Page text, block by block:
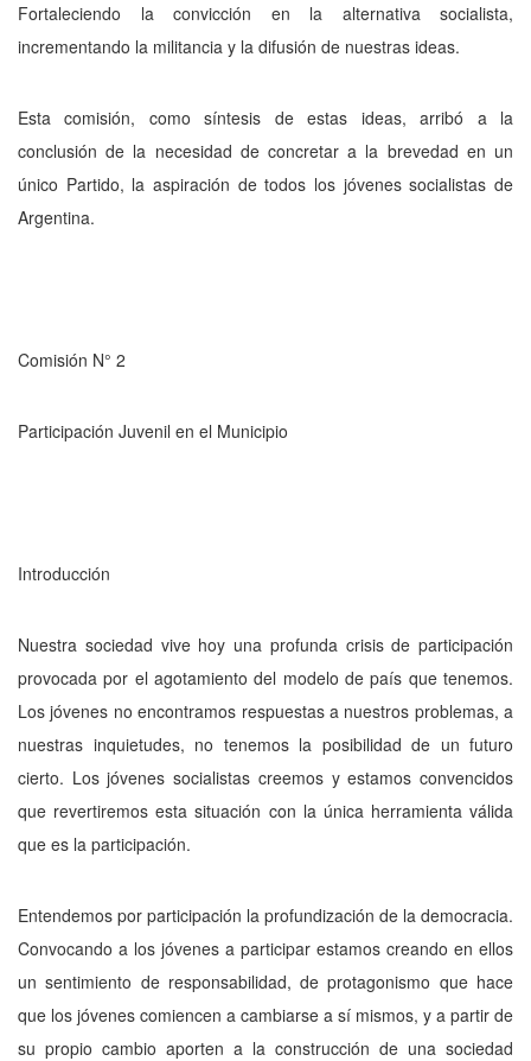
Fortaleciendo la convicción en la alter­nativa socialista,
incrementando la militancia y la difusión de nuestras ideas.
Esta comisión, como síntesis de estas ideas, arribó a la
conclusión de la necesidad de concretar a la brevedad en un
único Partido, la aspiración de todos los jóvenes socialistas de
Argentina.
Comisión N° 2
Participación Juvenil en el Municipio
Introducción
Nuestra sociedad vive hoy una profunda crisis de participación
provocada por el agota­miento del modelo de país que tenemos.
Los jóvenes no encontramos respuestas a nuestros problemas, a
nuestras inquietudes, no tenemos la posibilidad de un futuro
cierto. Los jóvenes socialistas creemos y estamos convencidos
que revertiremos esta situación con la única herra­mienta válida
que es la participación.
Entendemos por participación la profundización de la democracia.
Convocando a los jóvenes a participar estamos creando en ellos
un sentimiento de responsabilidad, de pro­tagonismo que hace
que los jóvenes comien­cen a cambiarse a sí mismos, y a partir de
su propio cambio aporten a la construcción de una sociedad